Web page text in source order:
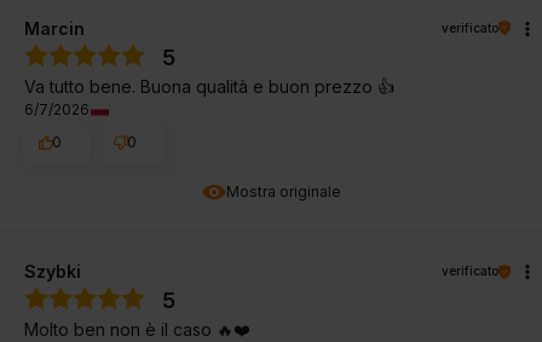
Mostra originale
Marcin verificato
5
Va tutto bene. Buona qualità e buon prezzo 👍
6/7/2026
0
0
Szybki verificato
5
Molto ben non è il caso 🔥❤️